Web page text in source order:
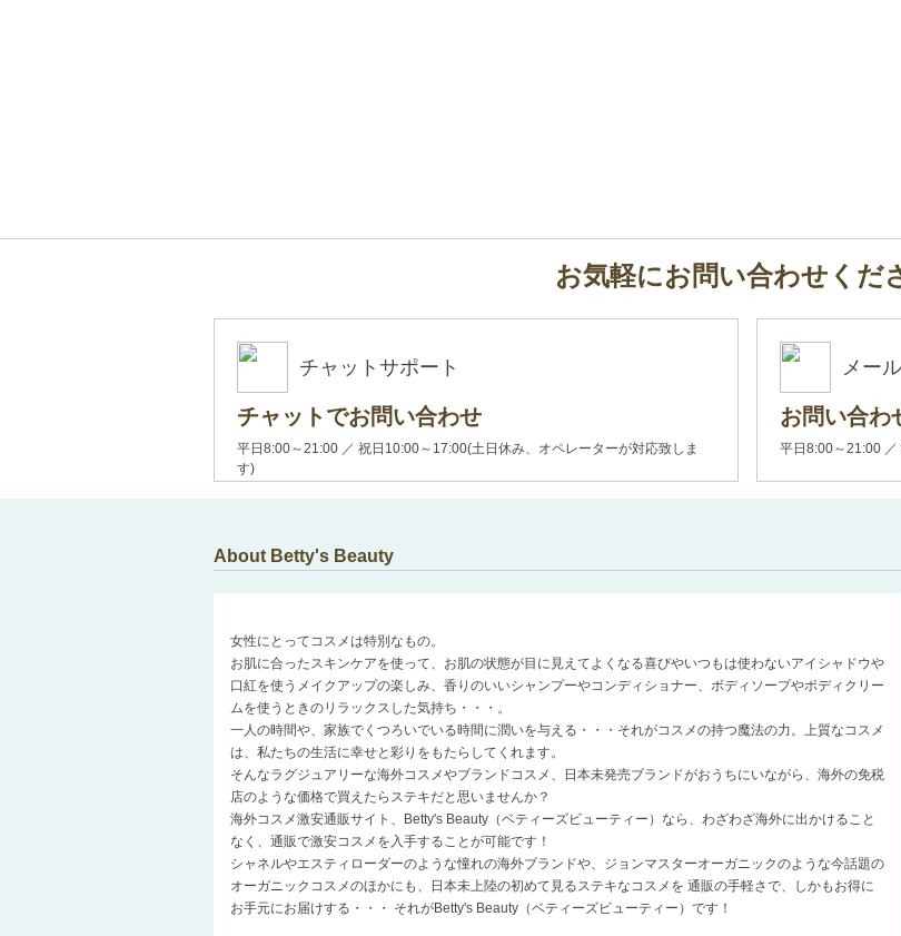
お気軽にお問い合わせくだ
チャットサポート
チャットでお問い合わせ
平日8:00～21:00 ／ 祝日10:00～17:00(土日休み、オペレーターが対応致しま
す)
メール
お問い合わ
平日8:00～21:00
About Betty's Beauty
女性にとってコスメは特別なもの。
お肌に合ったスキンケアを使って、お肌の状態が目に見えてよくなる喜びやいつもは使わないアイシャドウや
口紅を使うメイクアップの楽しみ、香りのいいシャンプーやコンディショナー、ボディソープやボディクリー
ムを使うときのリラックスした気持ち・・・。
一人の時間や、家族でくつろいでいる時間に潤いを与える・・・それがコスメの持つ魔法の力。上質なコスメ
は、私たちの生活に幸せと彩りをもたらしてくれます。
そんなラグジュアリーな海外コスメやブランドコスメ、日本未発売ブランドがおうちにいながら、海外の免税
店のような価格で買えたらステキだと思いませんか？
海外コスメ激安通販サイト、Betty's Beauty（ベティーズビューティー）なら、わざわざ海外に出かけること
なく、通販で激安コスメを入手することが可能です！
シャネルやエスティローダーのような憧れの海外ブランドや、ジョンマスターオーガニックのような今話題の
オーガニックコスメのほかにも、日本未上陸の初めて見るステキなコスメを 通販の手軽さで、しかもお得に
お手元にお届けする・・・ それがBetty's Beauty（ベティーズビューティー）です！